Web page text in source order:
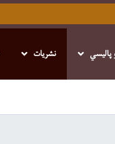
پالیسي نشریات